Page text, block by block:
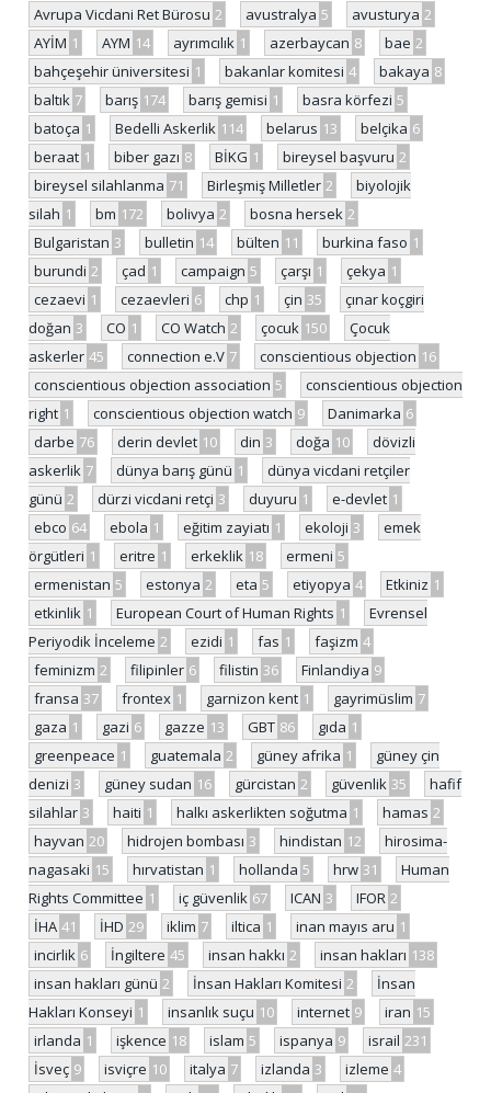
Avrupa Vicdani Ret Bürosu 2 avustralya 5 avusturya 2
AYİM 1 AYM 14 ayrımcılık 1 azerbaycan 8 bae 2
bahçeşehir üniversitesi 1 bakanlar komitesi 4 bakaya 8
baltık 7 barış 174 barış gemisi 1 basra körfezi 5
batoça 1 Bedelli Askerlik 114 belarus 13 belçika 6
beraat 1 biber gazı 8 BİKG 1 bireysel başvuru 2
bireysel silahlanma 71 Birleşmiş Milletler 2
biyolojik
silah 1 bm 172 bolivya 2 bosna hersek 2
Bulgaristan 3 bulletin 14 bülten 11 burkina faso 1
burundi 2 çad 1 campaign 5 çarşı 1 çekya 1
cezaevi 1 cezaevleri 6 chp 1 çin 35
çınar koçgiri
doğan 3 CO 1 CO Watch 2 çocuk 150
Çocuk
askerler 45 connection e.V 7 conscientious objection 16
conscientious objection association 5
conscientious objection
right 1 conscientious objection watch 9 Danimarka 6
darbe 76 derin devlet 10 din 3 doğa 10
dövizli
askerlik 7 dünya barış günü 1
dünya vicdani retçiler
günü 2 dürzi vicdani retçi 3 duyuru 1 e-devlet 1
ebco 64 ebola 1 eğitim zayiatı 1 ekoloji 3
emek
örgütleri 1 eritre 1 erkeklik 18 ermeni 5
ermenistan 5 estonya 2 eta 5 etiyopya 4 Etkiniz 1
etkinlik 1 European Court of Human Rights 1
Evrensel
Periyodik İnceleme 2 ezidi 1 fas 1 faşizm 4
feminizm 2 filipinler 6 filistin 36 Finlandiya 9
fransa 37 frontex 1 garnizon kent 1 gayrimüslim 7
gaza 1 gazi 6 gazze 13 GBT 86 gıda 1
greenpeace 1 guatemala 2 güney afrika 1
güney çin
denizi 3 güney sudan 16 gürcistan 2 güvenlik 35
hafif
silahlar 3 haiti 1 halkı askerlikten soğutma 1 hamas 2
hayvan 20 hidrojen bombası 3 hindistan 12
hirosima-
nagasaki 15 hırvatistan 1 hollanda 5 hrw 31
Human
Rights Committee 1 iç güvenlik 67 ICAN 3 IFOR 2
İHA 41 İHD 29 iklim 7 iltica 1 inan mayıs aru 1
incirlik 6 İngiltere 45 insan hakkı 2 insan hakları 138
insan hakları günü 2 İnsan Hakları Komitesi 2
İnsan
Hakları Konseyi 1 insanlık suçu 10 internet 9 iran 15
irlanda 1 işkence 18 islam 5 ispanya 9 israil 231
İsveç 9 isviçre 10 italya 7 izlanda 3 izleme 4